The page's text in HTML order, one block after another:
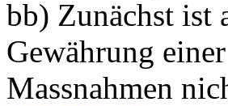
bb) Zunächst ist
Gewährung
Massnahmen